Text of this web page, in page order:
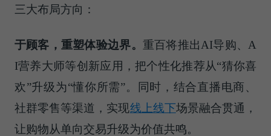
三大布局方向：
于顾客，重塑体验边界。 重百将推出AI导购、A
I营养大师等创新应用，把个性化推荐从“猜你喜
欢”升级为“懂你所需”。同时，结合直播电商、
社群零售等渠道，实现线上线下场景融合贯通，
让购物从单向交易升级为价值共鸣。